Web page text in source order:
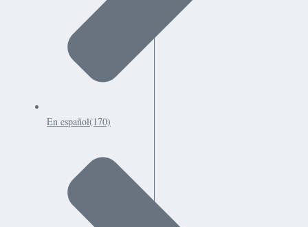
En español(170)